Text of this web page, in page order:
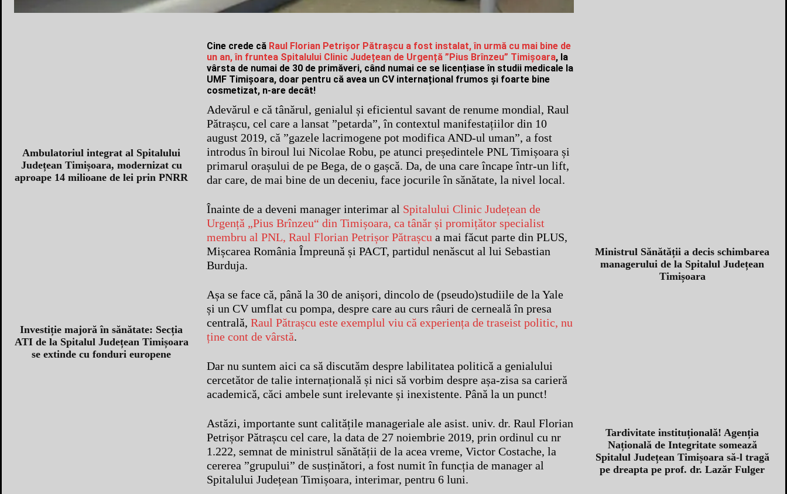
Ambulatoriul integrat al Spitalului
Județean Timișoara, modernizat cu
aproape 14 milioane de lei prin PNRR
Investiție majoră în sănătate: Secția
ATI de la Spitalul Județean Timișoara
se extinde cu fonduri europene
Cine crede că Raul Florian Petrișor Pătrașcu a fost instalat, în urmă cu mai bine de
un an, în fruntea Spitalului Clinic Județean de Urgență ”Pius Brînzeu” Timișoara, la
vârsta de numai de 30 de primăveri, când numai ce se licențiase în studii medicale la
UMF Timișoara, doar pentru că avea un CV internațional frumos și foarte bine
cosmetizat, n-are decât!
Adevărul e că tânărul, genialul și eficientul savant de renume mondial, Raul
Pătrașcu, cel care a lansat ”petarda”, în contextul manifestațiilor din 10
august 2019, că ”gazele lacrimogene pot modifica AND-ul uman”, a fost
introdus în biroul lui Nicolae Robu, pe atunci președintele PNL Timișoara și
primarul orașului de pe Bega, de o gașcă. Da, de una care încape într-un lift,
dar care, de mai bine de un deceniu, face jocurile în sănătate, la nivel local.
Înainte de a deveni manager interimar al Spitalului Clinic Județean de
Urgență „Pius Brînzeu“ din Timișoara, ca tânăr și promițător specialist
membru al PNL, Raul Florian Petrișor Pătrașcu a mai făcut parte din PLUS,
Mișcarea România Împreună și PACT, partidul nenăscut al lui Sebastian
Burduja.
Așa se face că, până la 30 de anișori, dincolo de (pseudo)studiile de la Yale
și un CV umflat cu pompa, despre care au curs râuri de cerneală în presa
centrală, Raul Pătrașcu este exemplul viu că experiența de traseist politic, nu
ține cont de vârstă.
Dar nu suntem aici ca să discutăm despre labilitatea politică a genialului
cercetător de talie internațională și nici să vorbim despre așa-zisa sa carieră
academică, căci ambele sunt irelevante și inexistente. Până la un punct!
Astăzi, importante sunt calitățile manageriale ale asist. univ. dr. Raul Florian
Petrișor Pătrașcu cel care, la data de 27 noiembrie 2019, prin ordinul cu nr
1.222, semnat de ministrul sănătății de la acea vreme, Victor Costache, la
cererea ”grupului” de susținători, a fost numit în funcția de manager al
Spitalului Județean Timișoara, interimar, pentru 6 luni.
Ministrul Sănătății a decis schimbarea
managerului de la Spitalul Județean
Timișoara
Tardivitate instituțională! Agenția
Națională de Integritate somează
Spitalul Județean Timișoara să-l tragă
pe dreapta pe prof. dr. Lazăr Fulger